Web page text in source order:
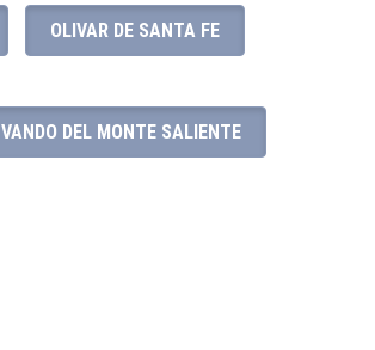
OLIVAR DE SANTA FE
VANDO DEL MONTE SALIENTE